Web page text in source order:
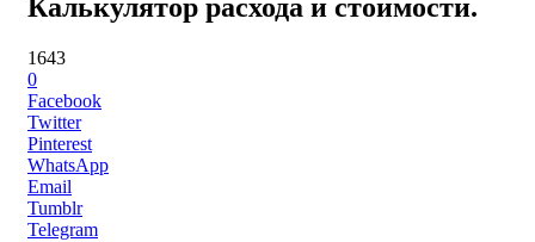
Калькулятор расхода и стоимости.
1643
0
Facebook
Twitter
Pinterest
WhatsApp
Email
Tumblr
Telegram